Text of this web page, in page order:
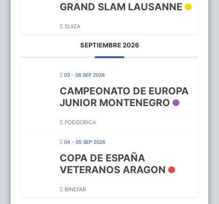
GRAND SLAM LAUSANNE
SUIZA
SEPTIEMBRE 2026
03 - 06 SEP 2026
CAMPEONATO DE EUROPA
JUNIOR MONTENEGRO
PODGORICA
04 - 05 SEP 2026
COPA DE ESPAÑA
VETERANOS ARAGON
BINEFAR